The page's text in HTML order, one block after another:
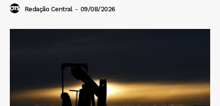
Redação Central - 09/08/2026